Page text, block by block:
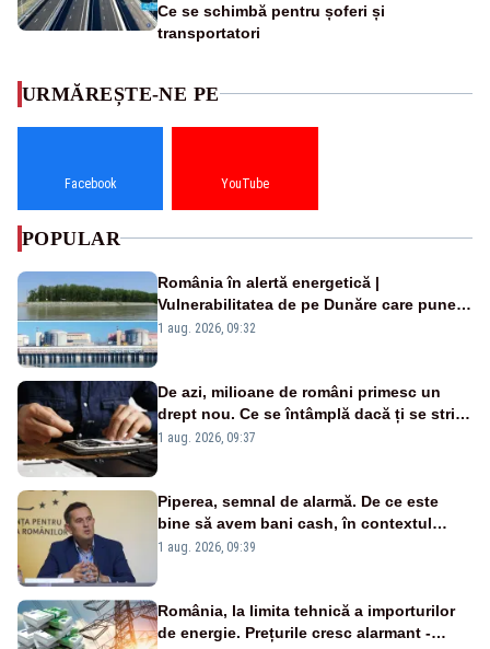
Ce se schimbă pentru șoferi și
transportatori
URMĂREȘTE-NE PE
Facebook YouTube
POPULAR
România în alertă energetică |
Vulnerabilitatea de pe Dunăre care pune
în pericol Centrala Cernavodă era
1 aug. 2026, 09:32
De azi, milioane de români primesc un
drept nou. Ce se întâmplă dacă ți se strică
un produs
1 aug. 2026, 09:37
Piperea, semnal de alarmă. De ce este
bine să avem bani cash, în contextul
alertei energetice?
1 aug. 2026, 09:39
România, la limita tehnică a importurilor
de energie. Prețurile cresc alarmant -